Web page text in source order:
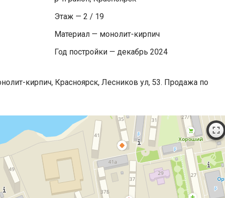
Этаж — 2 / 19
Материал — монолит-кирпич
Год постройки — декабрь 2024
кирпич, Красноярск, Лесников ул, 53. Продажа по